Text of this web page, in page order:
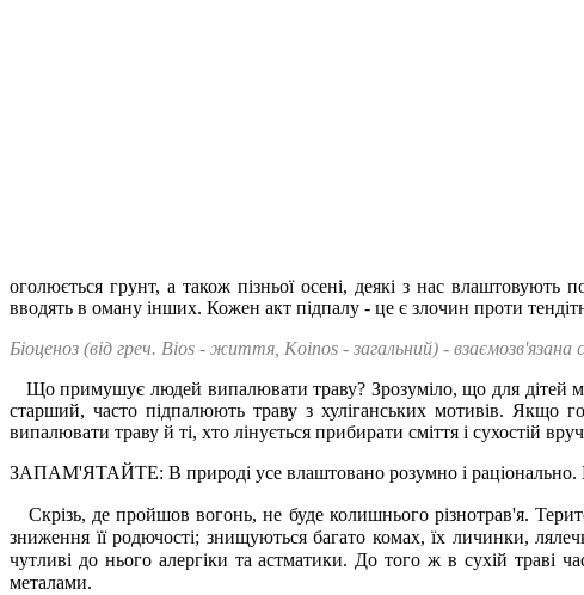
оголюється грунт, а також пізньої осені, деякі з нас
вводять в оману інших. Кожен акт підпалу - це є злочин проти
Біоценоз (від греч. Bios - життя, Koinos - загальний) - взаємозв'язана
Що примушує людей випалювати траву? Зрозуміло, що для дітей
старший, часто підпалюють траву з хуліганських мотивів.
випалювати траву й ті, хто лінується прибирати сміття і сухостій
ЗАПАМ'ЯТАЙТЕ: В природі усе влаштовано розумно і раціонально.
Скрізь, де пройшов вогонь, не буде колишнього різнотрав'я.
зниження її родючості; знищуються багато комах, їх личинки,
чутливі до нього алергіки та астматики. До того ж в сухій траві
металами.